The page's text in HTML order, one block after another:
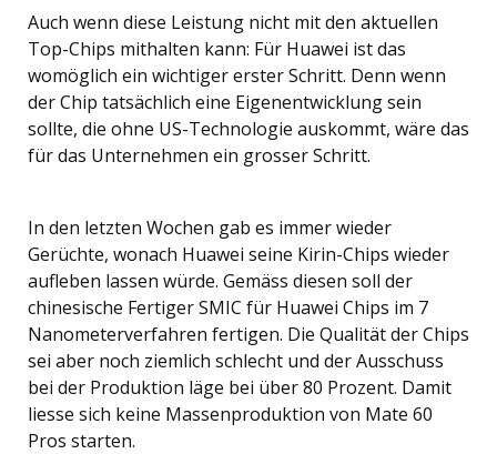
Auch wenn diese Leistung nicht mit den aktuellen
Top-Chips mithalten kann: Für Huawei ist das
womöglich ein wichtiger erster Schritt. Denn wenn
der Chip tatsächlich eine Eigenentwicklung sein
sollte, die ohne US-Technologie auskommt, wäre das
für das Unternehmen ein grosser Schritt.
In den letzten Wochen gab es immer wieder
Gerüchte, wonach Huawei seine Kirin-Chips wieder
aufleben lassen würde. Gemäss diesen soll der
chinesische Fertiger SMIC für Huawei Chips im 7
Nanometerverfahren fertigen. Die Qualität der Chips
sei aber noch ziemlich schlecht und der Ausschuss
bei der Produktion läge bei über 80 Prozent. Damit
liesse sich keine Massenproduktion von Mate 60
Pros starten.